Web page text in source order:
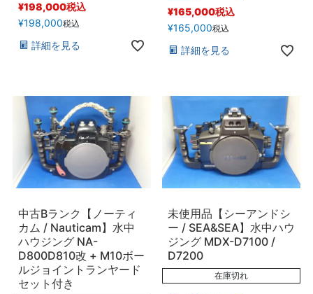
¥198,000税込
¥198,000税込
詳細を見る
¥165,000税込
¥165,000税込
詳細を見る
中古Bランク【ノーティ
カム / Nauticam】水中
ハウジング NA-
D800D810改 + M10ボー
ルジョイントランヤード
セット付き
未使用品【シーアンドシ
ー / SEA&SEA】水中ハウ
ジング MDX-D7100 /
D7200
在庫切れ